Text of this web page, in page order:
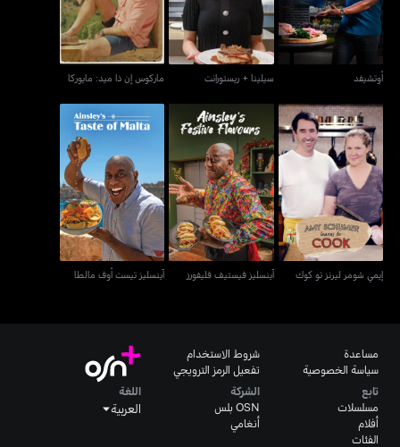
أوتشيفد سيلينا + ريستورانت ماركوس إن ذا ميد: مايوركا
إيمي شومر ليرنز تو كوك
إيمي شومر ليرنز تو كوك
آينسليز فيستيف فليفورز
آينسليز فيستيف فليفورز
آينسليز تيست أوف مالطا
آينسليز تيست أوف مالطا
مساعدة
سياسة الخصوصية
شروط الاستخدام
تفعيل الرمز الترويجي
تابع
مسلسلات
أفلام
الفئات
الشركة
OSN بلس
أنغامي
اللغة
العربية